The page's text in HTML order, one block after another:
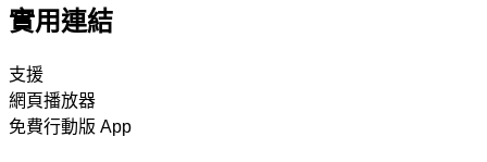
實用連結
支援
網頁播放器
免費行動版 App